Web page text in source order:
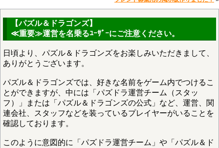
【パズル＆ドラゴンズ】
≪重要≫運営を名乗るﾕｰｻﾞｰにご注意ください。
日頃より、パズル＆ドラゴンズをお楽しみいただきまして、
ありがとうございます。
パズル＆ドラゴンズでは、好きな名前をゲーム内でつけるこ
とができますが、中には「パズドラ運営チーム（スタッ
フ）」または「パズル＆ドラゴンズの公式」など、運営、関
連会社、スタッフなどを装っているプレイヤーがいることを
確認しております。
このように意図的に「パズドラ運営チーム」や「パズル＆ド